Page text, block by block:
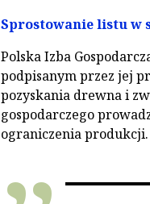
Sprostowanie listu w
Polska Izba
podpisanym przez jej
pozyskania drewna i
gospodarczego
ograniczenia produkcji.